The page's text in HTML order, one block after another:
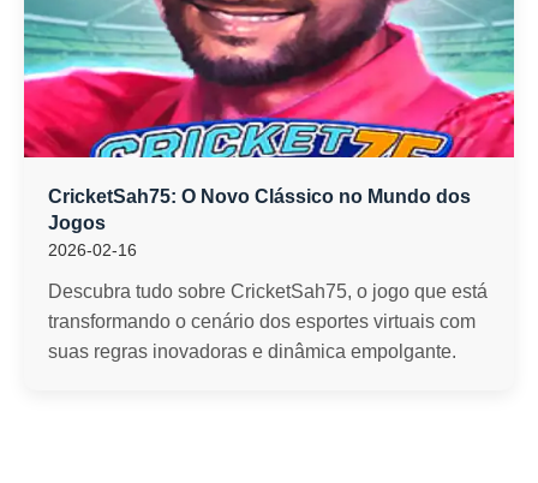
CricketSah75: O Novo Clássico no Mundo dos
Jogos
2026-02-16
Descubra tudo sobre CricketSah75, o jogo que está
transformando o cenário dos esportes virtuais com
suas regras inovadoras e dinâmica empolgante.